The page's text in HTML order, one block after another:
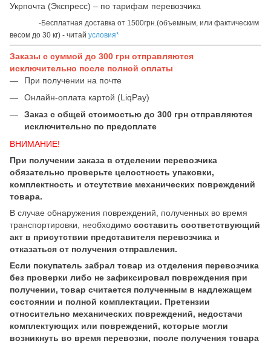
Укрпочта (Экспресс) – по тарифам перевозчика
-Бесплатная доставка от 1500грн.(объемным, или фактическим
весом до 30 кг) - читай условия*
Заказы с суммой до 300 грн отправляются
исключительно после полной оплаты
При получении на почте
Онлайн-оплата картой (LiqPay)
Заказ с общей стоимостью до 300 грн отправляются
исключительно по предоплате
ВНИМАНИЕ!
При получении заказа в отделении перевозчика
обязательно проверьте целостность упаковки,
комплектность и отсутствие механических повреждений
товара.
В случае обнаружения повреждений, полученных во время
транспортировки, необходимо составить соответствующий
акт в присутствии представителя перевозчика и
отказаться от получения отправления.
Если покупатель забрал товар из отделения перевозчика
без проверки либо не зафиксировал повреждения при
получении, товар считается полученным в надлежащем
состоянии и полной комплектации. Претензии
относительно механических повреждений, недостачи
комплектующих или повреждений, которые могли
возникнуть во время перевозки, после получения товара